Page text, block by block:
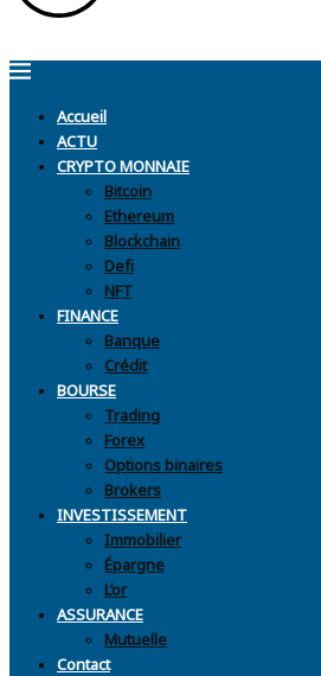
Accueil
ACTU
CRYPTO MONNAIE
Bitcoin
Ethereum
Blockchain
Defi
NFT
FINANCE
Banque
Crédit
BOURSE
Trading
Forex
Options binaires
Brokers
INVESTISSEMENT
Immobilier
Épargne
L’or
ASSURANCE
Mutuelle
Contact